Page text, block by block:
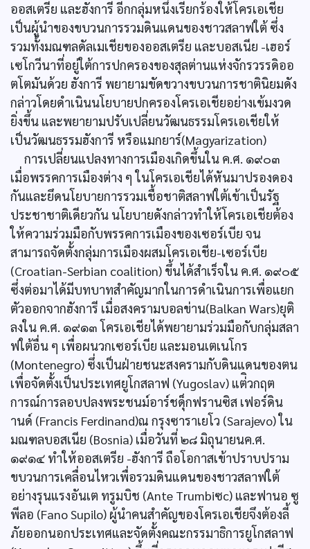
ออสเตรีย และฮังการี อีกกลุ่มหนึ่งเรียกร้องให้โครเอเชีย
เป็นผู้นำของขบวนการรวมดินแดนของชาวสลาฟใต้ ซึ่ง
รวมทั้งมณฑลดัลเมเชียของออสเตรีย และบอสเนีย -เฮอร์
เซโกวีนาที่อยู่ใต้การปกครองของสุลต่านแห่งจักรวรรดิออ
ตโตมันด้วย ฮังการี พยายามขัดขวางขบวนการชาตินิยมดัง
กล่าวโดยดำเนินนโยบายปกครองโครเอเชียอย่างเข้มงวด
ยิ่งขึ้น และพยายามปรับเปลี่ยนวัฒนธรรมโครเอเชียให้
เป็นวัฒนธรรมฮังการี หรือแมกยาร์(Magyarization)
การเปลี่ยนแปลงทางการเมืองเกิดขึ้นใน ค.ศ. ๑๙๐๓
เมื่อพรรคการเมืองต่าง ๆ ในโครเอเชียได้หันมาปรองดอง
กันและยึดนโยบายการรวมเชื้อชาติสลาฟใต้เข้าเป็นรัฐ
ประชาชาติเดียวกัน นโยบายดังกล่าวทำให้โครเอเชียต้อง
ให้ความร่วมมือกับพรรคการเมืองของเซอร์เบีย จน
สามารถจัดตั้งกลุ่มการเมืองผสมโครเอเชีย-เซอร์เบีย
(Croatian-Serbian coalition) ขึ้นได้สำเร็จใน ค.ศ. ๑๙๐๕
ซึ่งต่อมาได้มีบทบาทสำคัญมากในการดำเนินการเพื่อแยก
ตัวออกจากฮังการี เมื่อสงครามบอลข่าน(Balkan Wars)ยุติ
ลงใน ค.ศ. ๑๙๑๓ โครเอเชียได้พยายามร่วมมือกับกลุ่มสลา
ฟใต้อื่น ๆ เพื่อผนวกเซอร์เบีย และมอนเตเนโกร
(Montenegro) ซึ่งเป็นฝ่ายชนะสงครามกับดินแดนของตน
เพื่อจัดตั้งเป็นประเทศยูโกสลาฟ (Yugoslav) แต่ิวกฤต
การณ์การลอบปลงพระชนม์อาร์ชดุ็กฟรานซิส เฟอร์ดิน
านด์ (Francis Ferdinand)ณ กรุงซาราเยโว (Sarajevo) ใน
มณฑลบอสเนีย (Bosnia) เมื่อวันที่ ๒๘ มิถุนายนค.ศ.
๑๙๑๔ ทำให้ออสเตรีย -ฮังการี ถือโอกาสเข้าปราบปราม
ขบวนการเคลื่อนไหวเพื่อรวมดินแดนของชาวสลาฟใต้
อย่างรุนแรงอันเต ทรูมบิช (Ante Trumbiซc) และฟานอ ซู
พีลอ (Fano Supilo) ผู้นำคนสำคัญของโครเอเชียจึงต้องลี้
ภัยออกนอกประเทศและจัดตั้งคณะกรรมาธิการยูโกสลาฟ